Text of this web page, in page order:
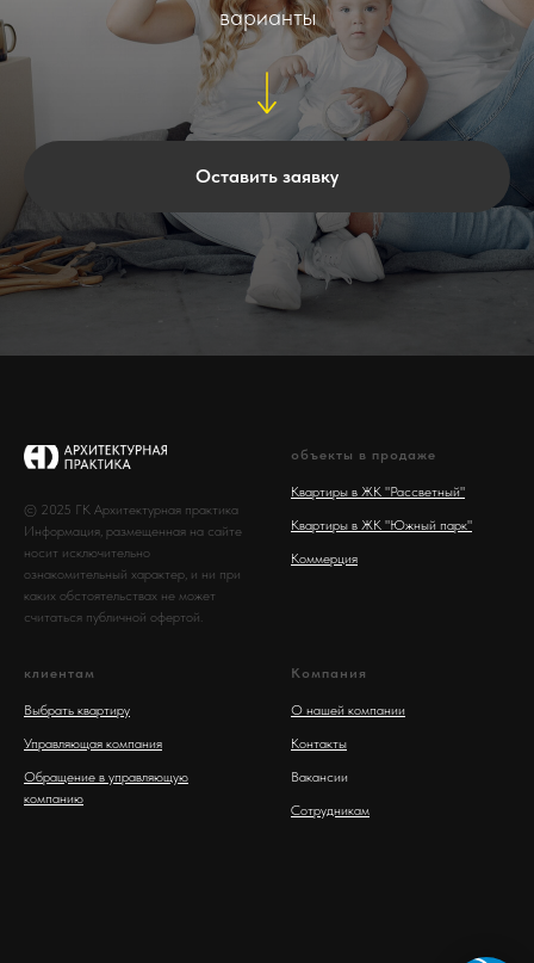
варианты
Оставить заявку
© 2025 ГК Архитектурная практика
Информация, размещенная на сайте
носит исключительно
ознакомительный характер, и ни при
каких обстоятельствах не может
считаться публичной офертой.
объекты в продаже
Квартиры в ЖК "Рассветный"
Квартиры в ЖК "Южный парк"
Коммерция
клиентам
Выбрать квартиру
Управляющая компания
Обращение в управляющую
компанию
Компания
О нашей компании
Контакты
Вакансии
Сотрудникам